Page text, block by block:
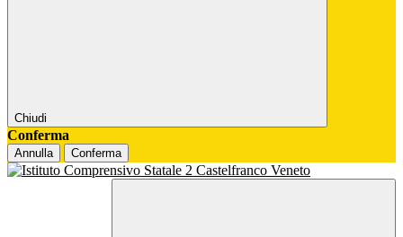
Chiudi
Conferma
Annulla Conferma